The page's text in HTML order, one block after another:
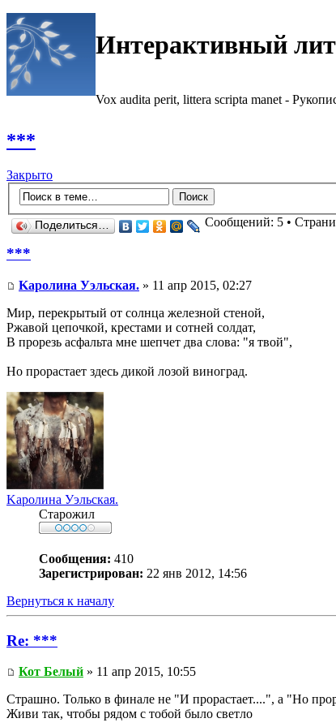
Интерактивный
Vox audita perit, littera scripta manet -
***
Закрыто
Поделиться… Сообщений: 5 •
***
Kaролина Уэльская. » 11 апр 2015, 02:27
Мир, перекрытый от солнца железной стеной,
Ржавой цепочкой, крестами и сотней солдат,
В прорезь асфальта мне шепчет два слова: "я твой",
Но прорастает здесь дикой лозой виноград.
Kaролина Уэльская.
Старожил
Сообщения: 410
Зарегистрирован: 22 янв 2012, 14:56
Вернуться к началу
Re: ***
Кот Белый » 11 апр 2015, 10:55
Страшно. Только в финале не "И прорастает....", а "Но
Живи так, чтобы рядом с тобой было светло